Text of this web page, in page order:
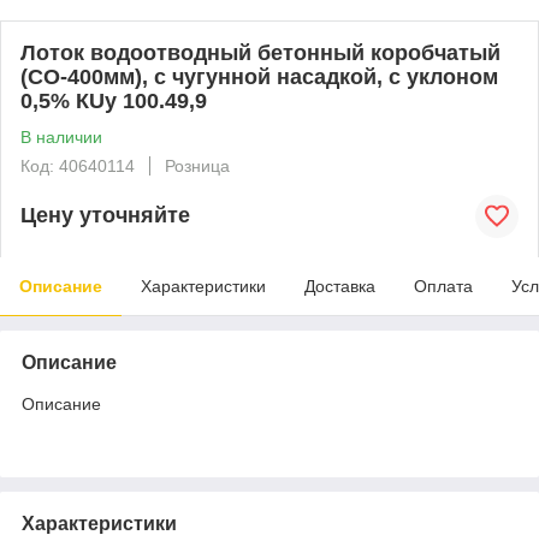
Лоток водоотводный бетонный коробчатый
(СО-400мм), с чугунной насадкой, с уклоном
0,5% КUу 100.49,9
В наличии
Код: 40640114
Розница
Цену уточняйте
Описание Характеристики Доставка Оплата
Описание
Описание
Характеристики